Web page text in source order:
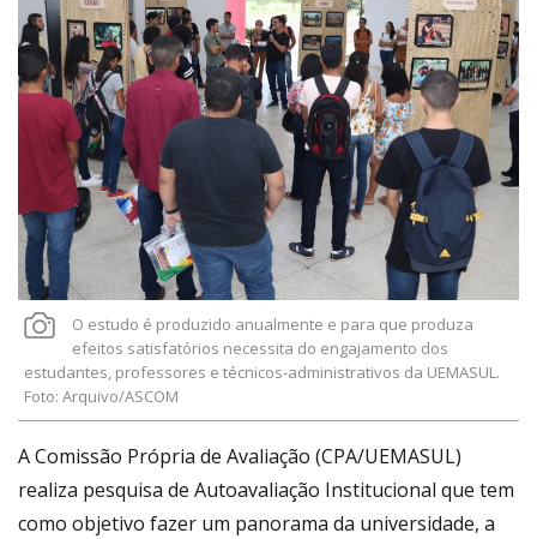
O estudo é produzido anualmente e para que produza
efeitos satisfatórios necessita do engajamento dos
estudantes, professores e técnicos-administrativos da UEMASUL.
Foto: Arquivo/ASCOM
A Comissão Própria de Avaliação (CPA/UEMASUL)
realiza pesquisa de Autoavaliação Institucional que tem
como objetivo fazer um panorama da universidade, a